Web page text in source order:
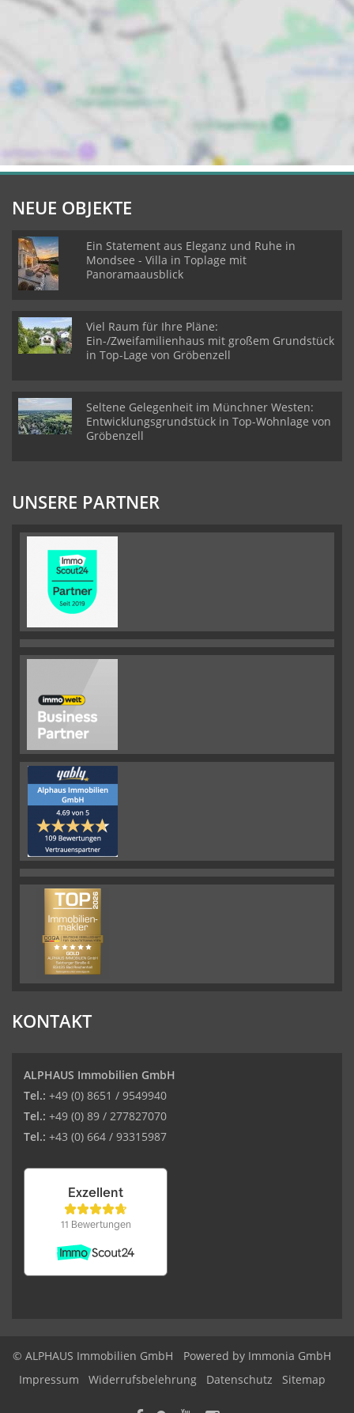
NEUE OBJEKTE
Ein Statement aus Eleganz und Ruhe in
Mondsee - Villa in Toplage mit
Panoramaausblick
Viel Raum für Ihre Pläne:
Ein-/Zweifamilienhaus mit großem Grundstück
in Top-Lage von Gröbenzell
Seltene Gelegenheit im Münchner Westen:
Entwicklungsgrundstück in Top-Wohnlage von
Gröbenzell
UNSERE PARTNER
KONTAKT
ALPHAUS Immobilien GmbH
Tel.: +49 (0) 8651 / 9549940
Tel.: +49 (0) 89 / 277827070
Tel.: +43 (0) 664 / 93315987
© ALPHAUS Immobilien GmbH
Powered by Immonia GmbH
Impressum
Widerrufsbelehrung Datenschutz Sitemap